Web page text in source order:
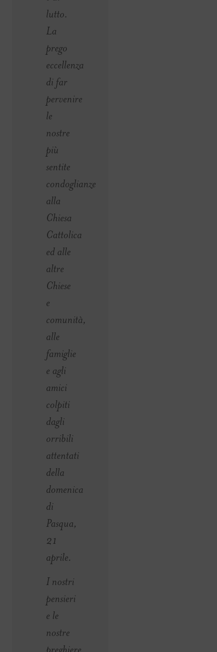
lutto.
La
prego
eccellenza
di far
pervenire
le
nostre
più
sentite
condoglianze
alla
Chiesa
Cattolica
ed alle
altre
Chiese
e
comunità,
alle
famiglie
e agli
amici
colpiti
dagli
orribili
attentati
della
domenica
di
Pasqua,
21
aprile.
I nostri
pensieri
e le
nostre
preghiere